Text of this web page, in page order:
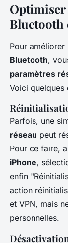
Optimiser
Bluetooth
Pour
Bluetooth,
paramètres
Voici quelques
Parfois, une
réseau peut
Pour ce faire,
iPhone,
enfin
action
et VPN, mais
personnelles.